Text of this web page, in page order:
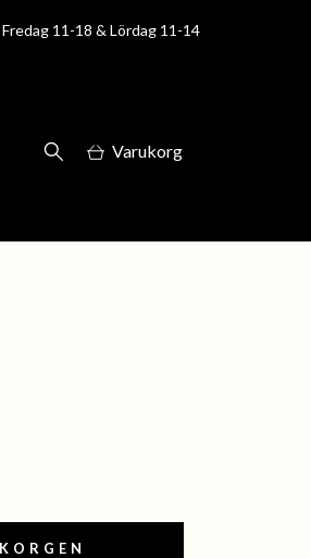
11-18 & Lördag 11-14
Varukorg